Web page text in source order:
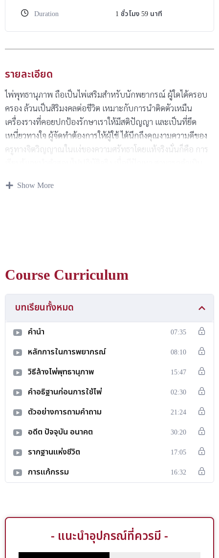
Duration 1 ชั่วโมง59 นาที
รายละเอียด
ไพ่พุทธานุภาพ ถือเป็นไพ่เสริมสำหรับนักพยากรณ์ ผู้ใดได้ครอบ
ครอง ล้วนเป็นสิริมงคลต่อชีวิต เหมาะกับการนำติดตัวเหมืน
เครื่องรางที่คอยปกป้องรักษาเราให้มีสติปัญญา และเป็นที่ยึด
เหนี่ยวทางใจ ผู้จัดทำต้องการให้ผู้ใช้ ได้นึกถึงคุณงามความดีของ
ครูทางจิตวิญญาณในแง่ของความศรัทธาโดยแท้จริงนั่นก็คือ การ
ร้องขอที่คอยพึ่งพิงพลังศรัทธาแต่เพียงอย่างเดียว เพื่อใช้ประกอบ
ดูจบทำเป็นอาชีพได้เลย
Show More
Course Curriculum
บทเรียนทั้งหมด
คำนำ 07:35
หลักการในการพยากรณ์ 08:10
วิธีล้างไพ่พุทธานุภาพ 15:47
คำอธิฐานก่อนการใช้ไพ่ 02:30
ตัวอย่างการถามคำถาม 21:24
อดีต ปัจจุบัน อนาคต 30:20
รากฐานแห่งชีวิต 17:05
การแก้กรรม 16:32
- แนะนำอุปกรณ์ที่ควรมี -